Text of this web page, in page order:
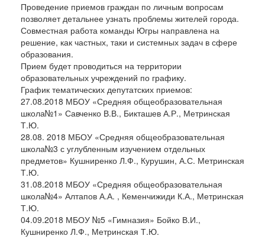
Проведение приемов граждан по личным вопросам
позволяет детальнее узнать проблемы жителей города.
Совместная работа команды Югры направлена на
решение, как частных, таки и системных задач в сфере
образования.
Прием будет проводиться на территории
образовательных учреждений по графику.
График тематических депутатских приемов:
27.08.2018 МБОУ «Средняя общеобразовательная
школа№1» Савченко В.В., Бикташев А.Р., Метринская
Т.Ю.
28.08. 2018 МБОУ «Средняя общеобразовательная
школа№3 с углубленным изучением отдельных
предметов» Кушниренко Л.Ф., Курушин, А.С. Метринская
Т.Ю.
31.08.2018 МБОУ «Средняя общеобразовательная
школа№4» Алтапов А.А. , Кеменчижиди К.А., Метринская
Т.Ю.
04.09.2018 МБОУ №5 «Гимназия» Бойко В.И.,
Кушниренко Л.Ф., Метринская Т.Ю.